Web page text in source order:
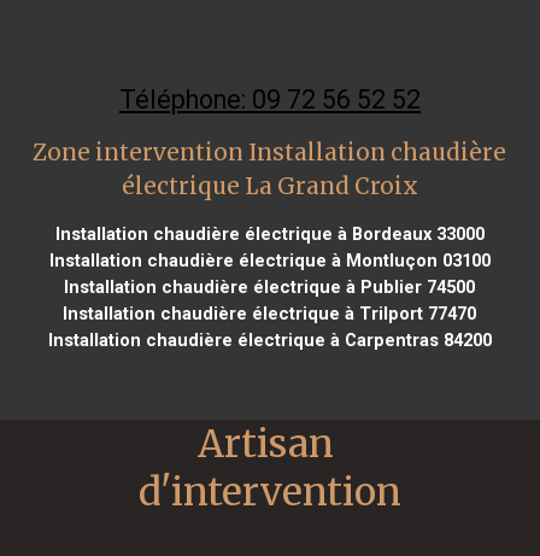
Téléphone: 09 72 56 52 52
Zone intervention Installation chaudière
électrique La Grand Croix
Installation chaudière électrique à Bordeaux 33000
Installation chaudière électrique à Montluçon 03100
Installation chaudière électrique à Publier 74500
Installation chaudière électrique à Trilport 77470
Installation chaudière électrique à Carpentras 84200
Artisan
d'intervention